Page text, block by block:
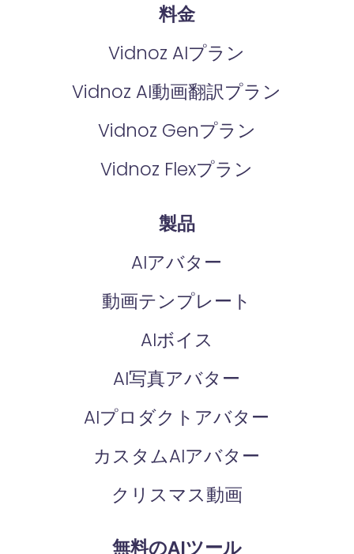
料金
Vidnoz AIプラン
Vidnoz AI動画翻訳プラン
Vidnoz Genプラン
Vidnoz Flexプラン
製品
AIアバター
動画テンプレート
AIボイス
AI写真アバター
AIプロダクトアバター
カスタムAIアバター
クリスマス動画
無料のAIツール